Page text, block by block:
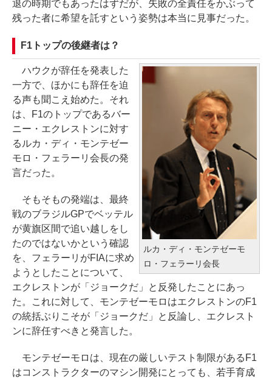
退の時期でもあったはずだが、失敗の全責任をかぶって
残った者に希望を託すという姿勢は本当に見事だった。
F1トップの後継者は？
ルカ・ディ・モンテゼーモ
ロ・フェラーリ会長
ハウクが辞任を発表した
一方で、ほかにも辞任を迫
る声も聞こえ始めた。それ
は、F1のトップであるバー
ニー・エクレストンに対す
るルカ・ディ・モンテゼー
モロ・フェラーリ会長の発
言だった。
そもそもの発端は、最終
戦のブラジルGPでベッテル
が黄旗区間で追い越しをし
たのではないかという確認
を、フェラーリがFIAに求め
ようとしたことについて、
エクレストンが「ジョークだ」と反発したことにあっ
た。これに対して、モンテゼーモロはエクレストンのF1
の統括ぶりこそが「ジョークだ」と反論し、エクレスト
ンに辞任すべきと発言した。
モンテゼーモロは、現在の厳しいテスト制限があるF1
はコンストラクターのマシン開発にとっても、若手育成